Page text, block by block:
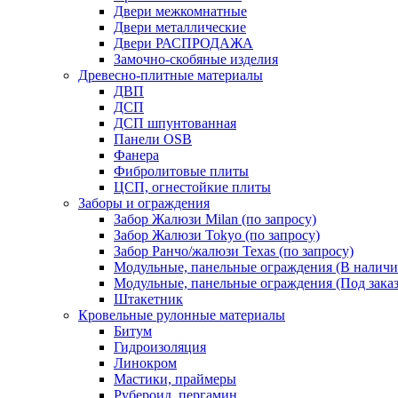
Двери межкомнатные
Двери металлические
Двери РАСПРОДАЖА
Замочно-скобяные изделия
Древесно-плитные материалы
ДВП
ДСП
ДСП шпунтованная
Панели OSB
Фанера
Фибролитовые плиты
ЦСП, огнестойкие плиты
Заборы и ограждения
Забор Жалюзи Milan (по запросу)
Забор Жалюзи Tokyo (по запросу)
Забор Ранчо/жалюзи Texas (по запросу)
Модульные, панельные ограждения (В
Модульные, панельные ограждения (Под
Штакетник
Кровельные рулонные материалы
Битум
Гидроизоляция
Линокром
Мастики, праймеры
Рубероид, пергамин